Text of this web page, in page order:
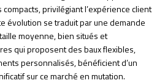
privilégiant l’expérience client
évolution se traduit par une demande
moyenne, bien situés et
qui proposent des baux flexibles,
personnalisés, bénéficient d’un
sur ce marché en mutation.